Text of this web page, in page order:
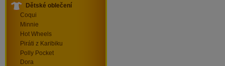
Dětské oblečení
Coqui
Minnie
Hot Wheels
Piráti z Karibiku
Polly Pocket
Dora